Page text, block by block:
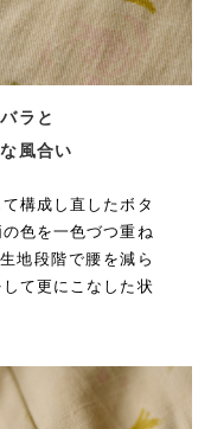
ラと
風合い
構成し直したボタ
色を一色づつ重ね
地段階で腰を減ら
て更にこなした状